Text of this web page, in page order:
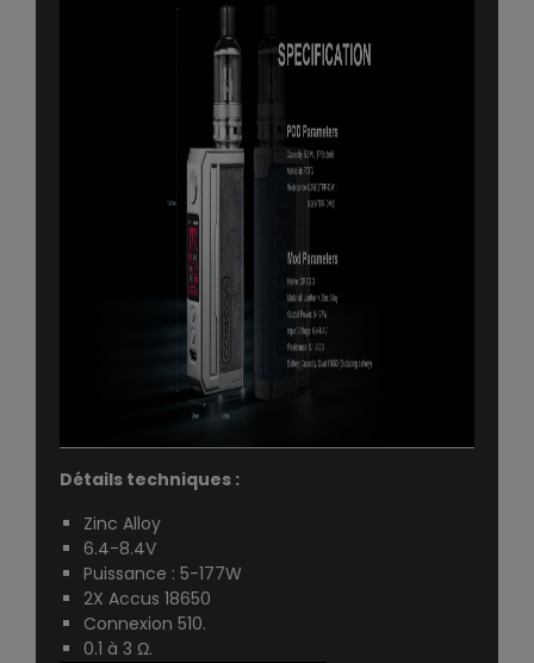
Détails techniques :
Zinc Alloy
6.4-8.4V
Puissance : 5-177W
2X Accus 18650
Connexion 510.
0.1 à 3 Ω.